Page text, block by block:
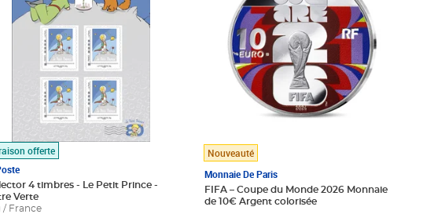
offerte
4 timbres - Le Petit Prince -
Verte
/ France
Nouveauté
Monnaie De Paris
FIFA – Coupe du Monde 2026 Monnaie
de 10€ Argent colorisée